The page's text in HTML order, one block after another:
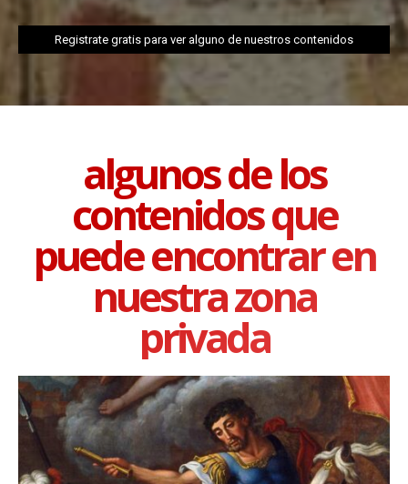
Registrate gratis para ver alguno de nuestros contenidos
algunos de los
contenidos que
puede encontrar en
nuestra zona
privada